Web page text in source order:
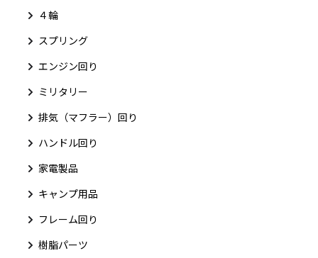
４輪
スプリング
エンジン回り
ミリタリー
排気（マフラー）回り
ハンドル回り
家電製品
キャンプ用品
フレーム回り
樹脂パーツ